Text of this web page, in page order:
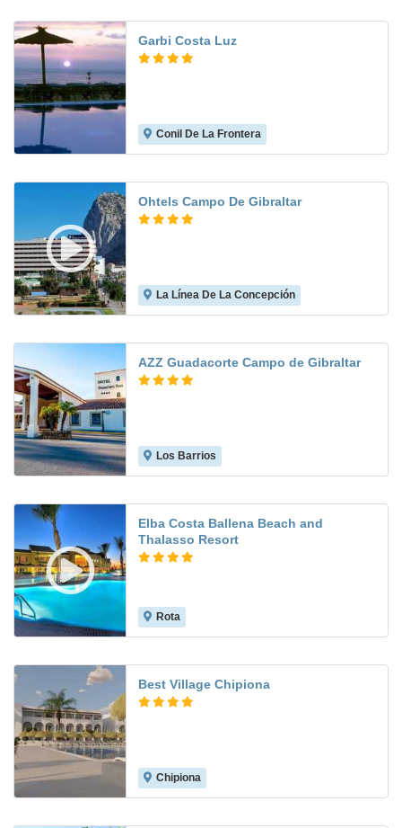
Garbi Costa Luz
Conil De La Frontera
Ohtels Campo De Gibraltar
La Línea De La Concepción
AZZ Guadacorte Campo de Gibraltar
Los Barrios
Elba Costa Ballena Beach and
Thalasso Resort
Rota
Best Village Chipiona
Chipiona